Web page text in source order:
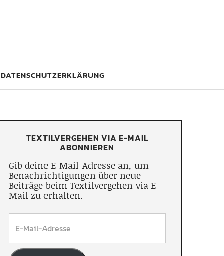
DATENSCHUTZERKLÄRUNG
TEXTILVERGEHEN VIA E-MAIL
ABONNIEREN
Gib deine E-Mail-Adresse an, um
Benachrichtigungen über neue
Beiträge beim Textilvergehen via E-
Mail zu erhalten.